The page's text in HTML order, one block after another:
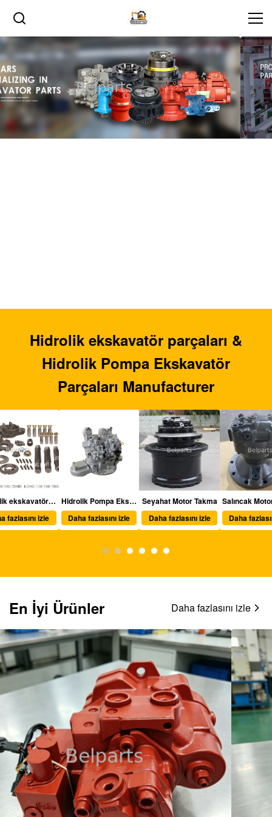
Hidrolik ekskavatör parçaları &
Hidrolik Pompa Ekskavatör
Parçaları Manufacturer
parçaları
Hidrolik Pompa Ekskavatör Parçaları
Daha fazlasını izle
Seyahat Motor Takma
Daha fazlasını izle
Salıncak Motor Takma
Daha fazlasını izle
En İyi Ürünler Daha fazlasını izle